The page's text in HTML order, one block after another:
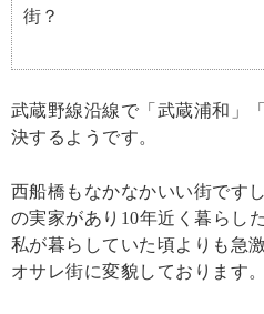
街？
武蔵野線沿線で「武蔵浦和」
決するようです。
西船橋もなかなかいい街です
の実家があり10年近く暮らし
私が暮らしていた頃よりも急
オサレ街に変貌しております。